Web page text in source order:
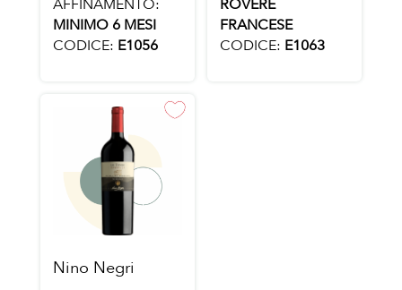
AFFINAMENTO:
MINIMO 6 MESI
CODICE: E1056
ROVERE
FRANCESE
CODICE: E1063
Nino Negri